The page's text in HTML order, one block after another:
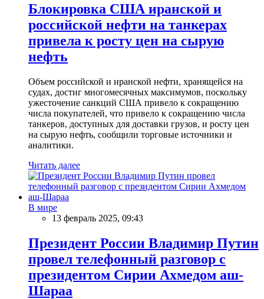
Блокировка США иранской и
российской нефти на танкерах
привела к росту цен на сырую
нефть
Объем российской и иранской нефти, хранящейся на
судах, достиг многомесячных максимумов, поскольку
ужесточение санкций США привело к сокращению
числа покупателей, что привело к сокращению числа
танкеров, доступных для доставки грузов, и росту цен
на сырую нефть, сообщили торговые источники и
аналитики.
Читать далее
В мире
13 февраль 2025, 09:43
Президент России Владимир Путин
провел телефонный разговор с
президентом Сирии Ахмедом аш-
Шараа